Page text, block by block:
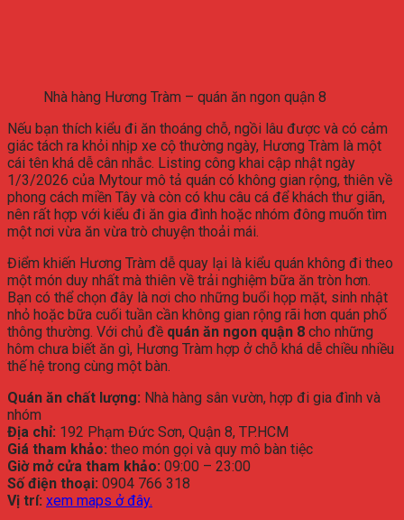
Nhà hàng Hương Tràm – quán ăn ngon quận 8
Nếu bạn thích kiểu đi ăn thoáng chỗ, ngồi lâu được và có cảm
giác tách ra khỏi nhịp xe cộ thường ngày, Hương Tràm là một
cái tên khá dễ cân nhắc. Listing công khai cập nhật ngày
1/3/2026 của Mytour mô tả quán có không gian rộng, thiên về
phong cách miền Tây và còn có khu câu cá đểkhách thư giãn,
nên rất hợp với kiểu đi ăn gia đình hoặc nhóm đông muốn tìm
một nơi vừa ăn vừa trò chuyện thoải mái.
Điểm khiến Hương Tràm dễ quay lại là kiểu quán không đi theo
một món duy nhất mà thiên về trải nghiệm bữa ăn tròn hơn.
Bạn có thểchọn đây là nơi cho những buổi họp mặt, sinh nhật
nhỏ hoặc bữa cuối tuần cần không gian rộng rãi hơn quán phố
thông thường. Với chủ đề quán ăn ngon quận 8 cho những
hôm chưa biết ăn gì, Hương Tràm hợp ởchỗ khá dễ chiều nhiều
thếhệ trong cùng một bàn.
Quán ăn chất lượng: Nhà hàng sân vườn, hợp đi gia đình và
nhóm
Địa chỉ: 192 Phạm Đức Sơn, Quận 8, TP.HCM
Giá tham khảo: theo món gọi và quy mô bàn tiệc
Giờ mở cửa tham khảo: 09:00 – 23:00
Sốđiện thoại: 0904 766 318
Vị trí: xem maps ởđây.